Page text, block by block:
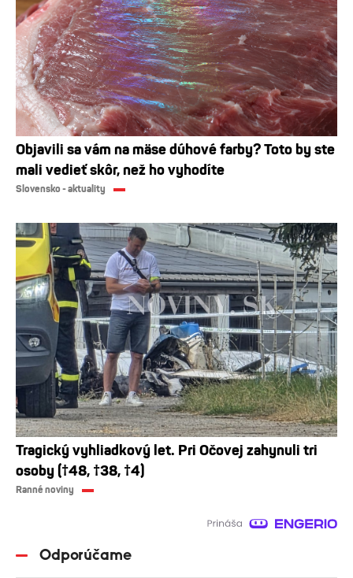
Objavili sa vám na mäse dúhové farby? Toto by ste
mali vedieť skôr, než ho vyhodíte
Slovensko - aktuality
Tragický vyhliadkový let. Pri Očovej zahynuli tri
osoby (†48, †38, †4)
Ranné noviny
Odporúčame